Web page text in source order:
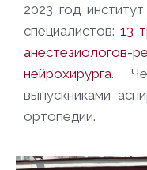
2023 год
специалистов: 13
нейрохирурга.
выпускниками
ортопедии.